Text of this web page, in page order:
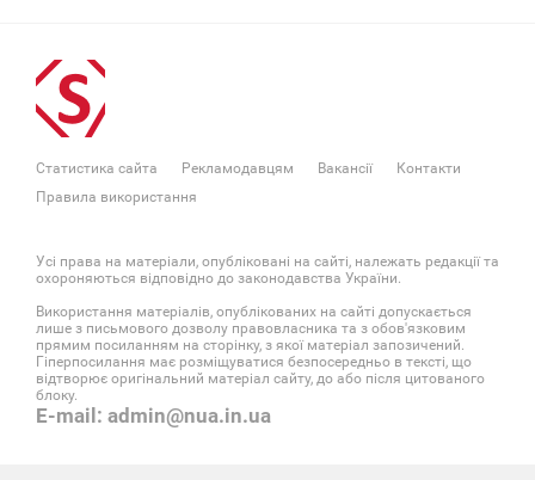
Статистика сайта Рекламодавцям Вакансії
Контакти
Правила використання
Усі права на матеріали, опубліковані на сайті, належать редакції та
охороняються відповідно до законодавства України.
Використання матеріалів, опублікованих на сайті допускається
лише з письмового дозволу правовласника та з обов'язковим
прямим посиланням на сторінку, з якої матеріал запозичений.
Гіперпосилання має розміщуватися безпосередньо в тексті, що
відтворює оригінальний матеріал сайту, до або після цитованого
блоку.
E-mail: admin@nua.in.ua